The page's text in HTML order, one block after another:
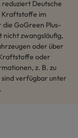
Deutsche
Kraftstoffe im
GoGreen Plus-
nicht zwangsläufig,
oder über
oder
z. B. zu
verfügbar unter